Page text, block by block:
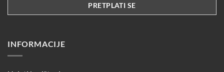
INFORMACIJE